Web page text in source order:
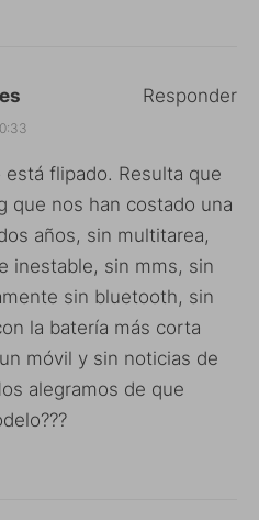
flipado. Resulta que
que nos han costado una
años, sin multitarea,
inestable, sin mms, sin
sin bluetooth, sin
la batería más corta
móvil y sin noticias de
alegramos de que
Responder